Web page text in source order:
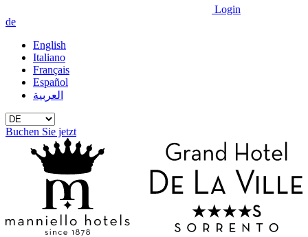
Login
de
English
Italiano
Français
Español
العربية
Buchen Sie jetzt